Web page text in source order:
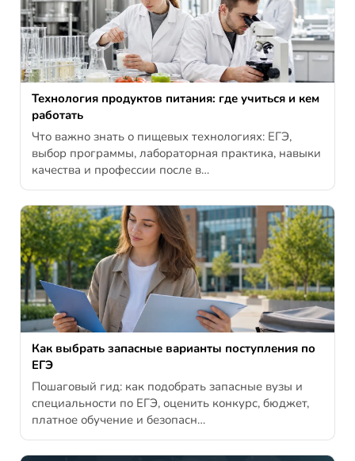
Технология продуктов питания: где учиться и кем
работать
Что важно знать о пищевых технологиях: ЕГЭ,
выбор программы, лабораторная практика, навыки
качества и профессии после в…
Как выбрать запасные варианты поступления по
ЕГЭ
Пошаговый гид: как подобрать запасные вузы и
специальности по ЕГЭ, оценить конкурс, бюджет,
платное обучение и безопасн…